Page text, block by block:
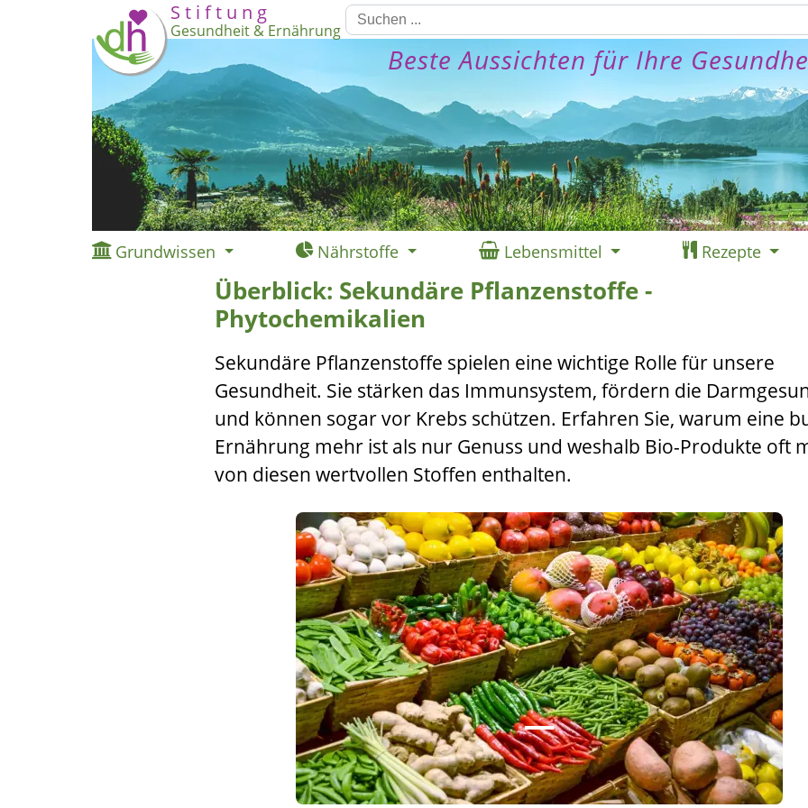
S t i f t u n g
Gesundheit & Ernährung
Beste Aussichten für Ihre
Grundwissen Nährstoffe Lebensmittel Rezepte
Überblick: Sekundäre Pflanzenstoffe -
Phytochemikalien
Sekundäre Pflanzenstoffe spielen eine wichtige Rolle für unsere
Gesundheit. Sie stärken das Immunsystem, fördern die
und können sogar vor Krebs schützen. Erfahren Sie, warum eine
Ernährung mehr ist als nur Genuss und weshalb Bio-Produkte oft
von diesen wertvollen Stoffen enthalten.